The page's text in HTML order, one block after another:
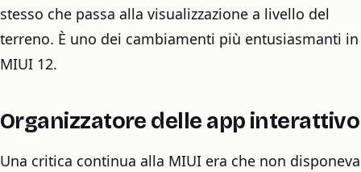
stesso che passa alla visualizzazione a livello del
terreno. È uno dei cambiamenti più entusiasmanti in
MIUI 12.
Organizzatore delle app interattivo
Una critica continua alla MIUI era che non disponeva